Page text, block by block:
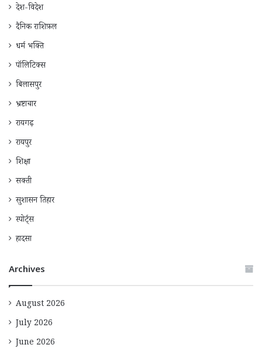
देश-विदेश
दैनिक राशिफ़ल
धर्म भक्ति
पॉलिटिक्स
बिलासपुर
भ्रष्टाचार
रायगढ़
रायपुर
शिक्षा
सक्ती
सुशासन तिहार
स्पोर्ट्स
हादसा
Archives
August 2026
July 2026
June 2026